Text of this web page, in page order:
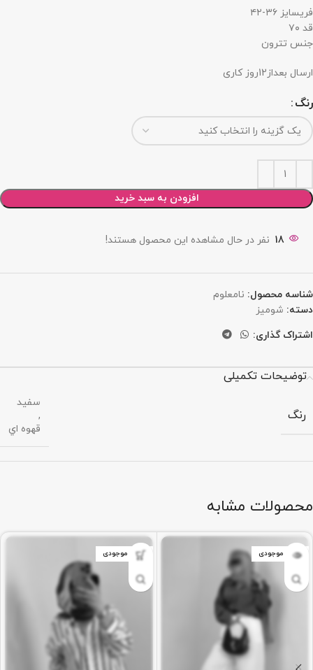
فریسایز ۳۶-۴۲
قد ۷۰
جنس تترون
ارسال بعداز12روز کاری
رنگ
افزودن به سبد خرید
18 نفر در حال مشاهده این محصول هستند!
شناسه محصول: نامعلوم
دسته: شومیز
اشتراک گذاری:
توضیحات تکمیلی
رنگ
سفید
,
قهوه اي
محصولات مشابه
اتمام موجودی اتمام موجودی